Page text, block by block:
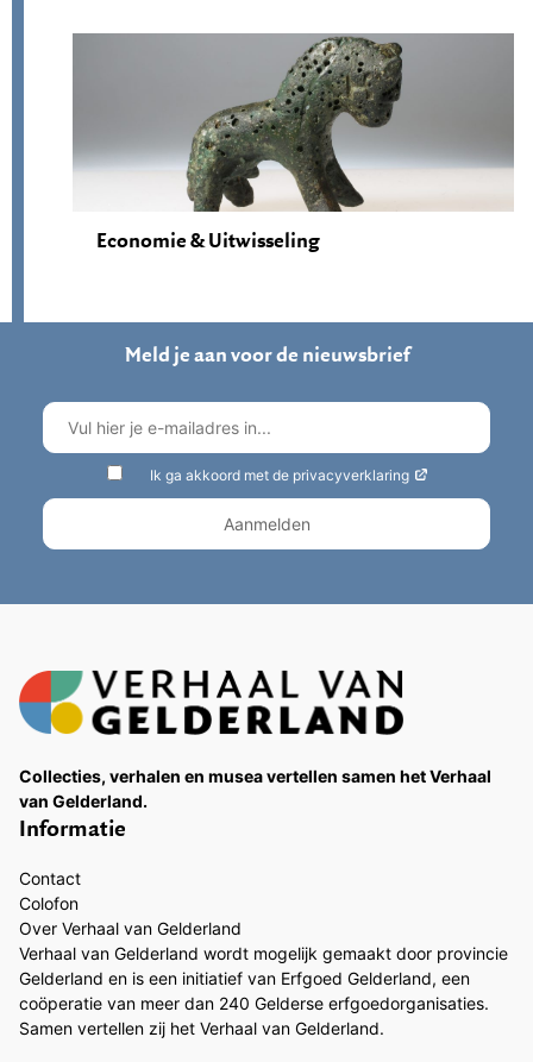
Economie & Uitwisseling
Meld je aan voor de nieuwsbrief
Ik ga akkoord met de privacyverklaring
Collecties, verhalen en musea vertellen samen het Verhaal
van Gelderland.
Informatie
Contact
Colofon
Over Verhaal van Gelderland
Verhaal van Gelderland wordt mogelijk gemaakt door provincie
Gelderland en is een initiatief van Erfgoed Gelderland, een
coöperatie van meer dan 240 Gelderse erfgoedorganisaties.
Samen vertellen zij het Verhaal van Gelderland.